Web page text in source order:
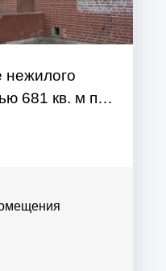
нежилого
681 кв. м по
улица
21, литера